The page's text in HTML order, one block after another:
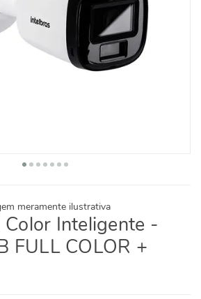
Color Inteligente -
FULL COLOR +